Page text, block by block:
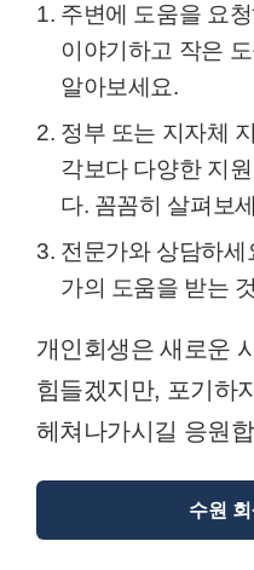
주변에 도움을 요
이야기하고 작은
알아보세요.
정부 또는 지자체
각보다 다양한 지
다. 꼼꼼히 살펴보
전문가와 상담하세
가의 도움을 받는
개인회생은 새로운
힘들겠지만, 포기하
헤쳐나가시길 응원
수원